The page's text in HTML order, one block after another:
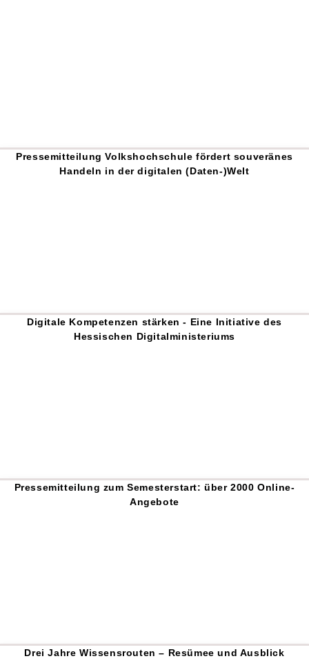
Pressemitteilung Volkshochschule fördert souveränes
Handeln in der digitalen (Daten-)Welt
Digitale Kompetenzen stärken - Eine Initiative des
Hessischen Digitalministeriums
Pressemitteilung zum Semesterstart: über 2000 Online-
Angebote
Drei Jahre Wissensrouten – Resümee und Ausblick